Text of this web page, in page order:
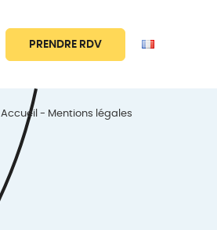
PRENDRE RDV
Accueil Mentions légales